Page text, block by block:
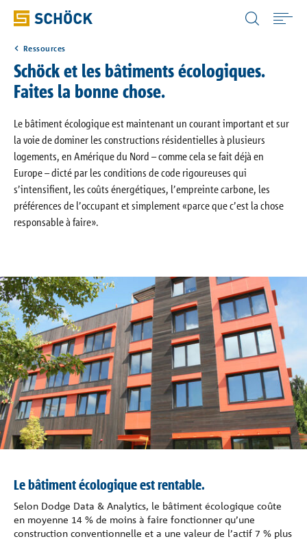
Produits
Applications
Références
Ressources
Contact
Formulaire de demande de projet
Canada (CA) Français
Ressources
Schöck et les bâtiments écologiques.
Faites la bonne chose.
Le bâtiment écologique est maintenant un courant important et sur
la voie de dominer les constructions résidentielles à plusieurs
logements, en Amérique du Nord – comme cela se fait déjà en
Europe – dicté par les conditions de code rigoureuses qui
s’intensifient, les coûts énergétiques, l’empreinte carbone, les
préférences de l’occupant et simplement «parce que c’est la chose
responsable à faire».
Le bâtiment écologique est rentable.
Selon Dodge Data & Analytics, le bâtiment écologique coûte
en moyenne 14 % de moins à faire fonctionner qu’une
construction conventionnelle et a une valeur de l’actif 7 % plus